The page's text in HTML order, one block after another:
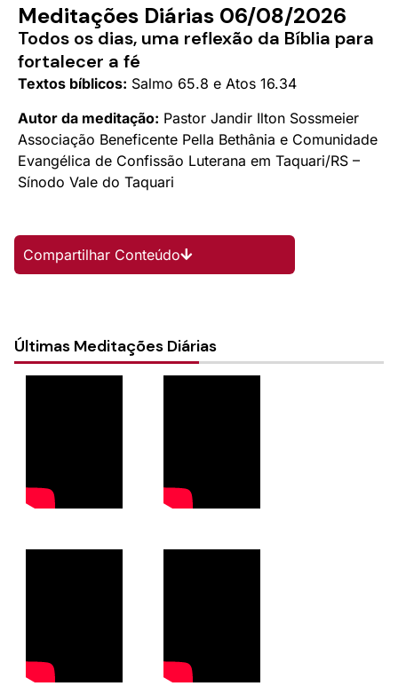
Meditações Diárias 06/08/2026
Todos os dias, uma reflexão da Bíblia para
fortalecer a fé
Textos bíblicos: Salmo 65.8 e Atos 16.34
Autor da meditação: Pastor Jandir Ilton Sossmeier
Associação Beneficente Pella Bethânia e Comunidade
Evangélica de Confissão Luterana em Taquari/RS –
Sínodo Vale do Taquari
Compartilhar Conteúdo
Últimas Meditações Diárias